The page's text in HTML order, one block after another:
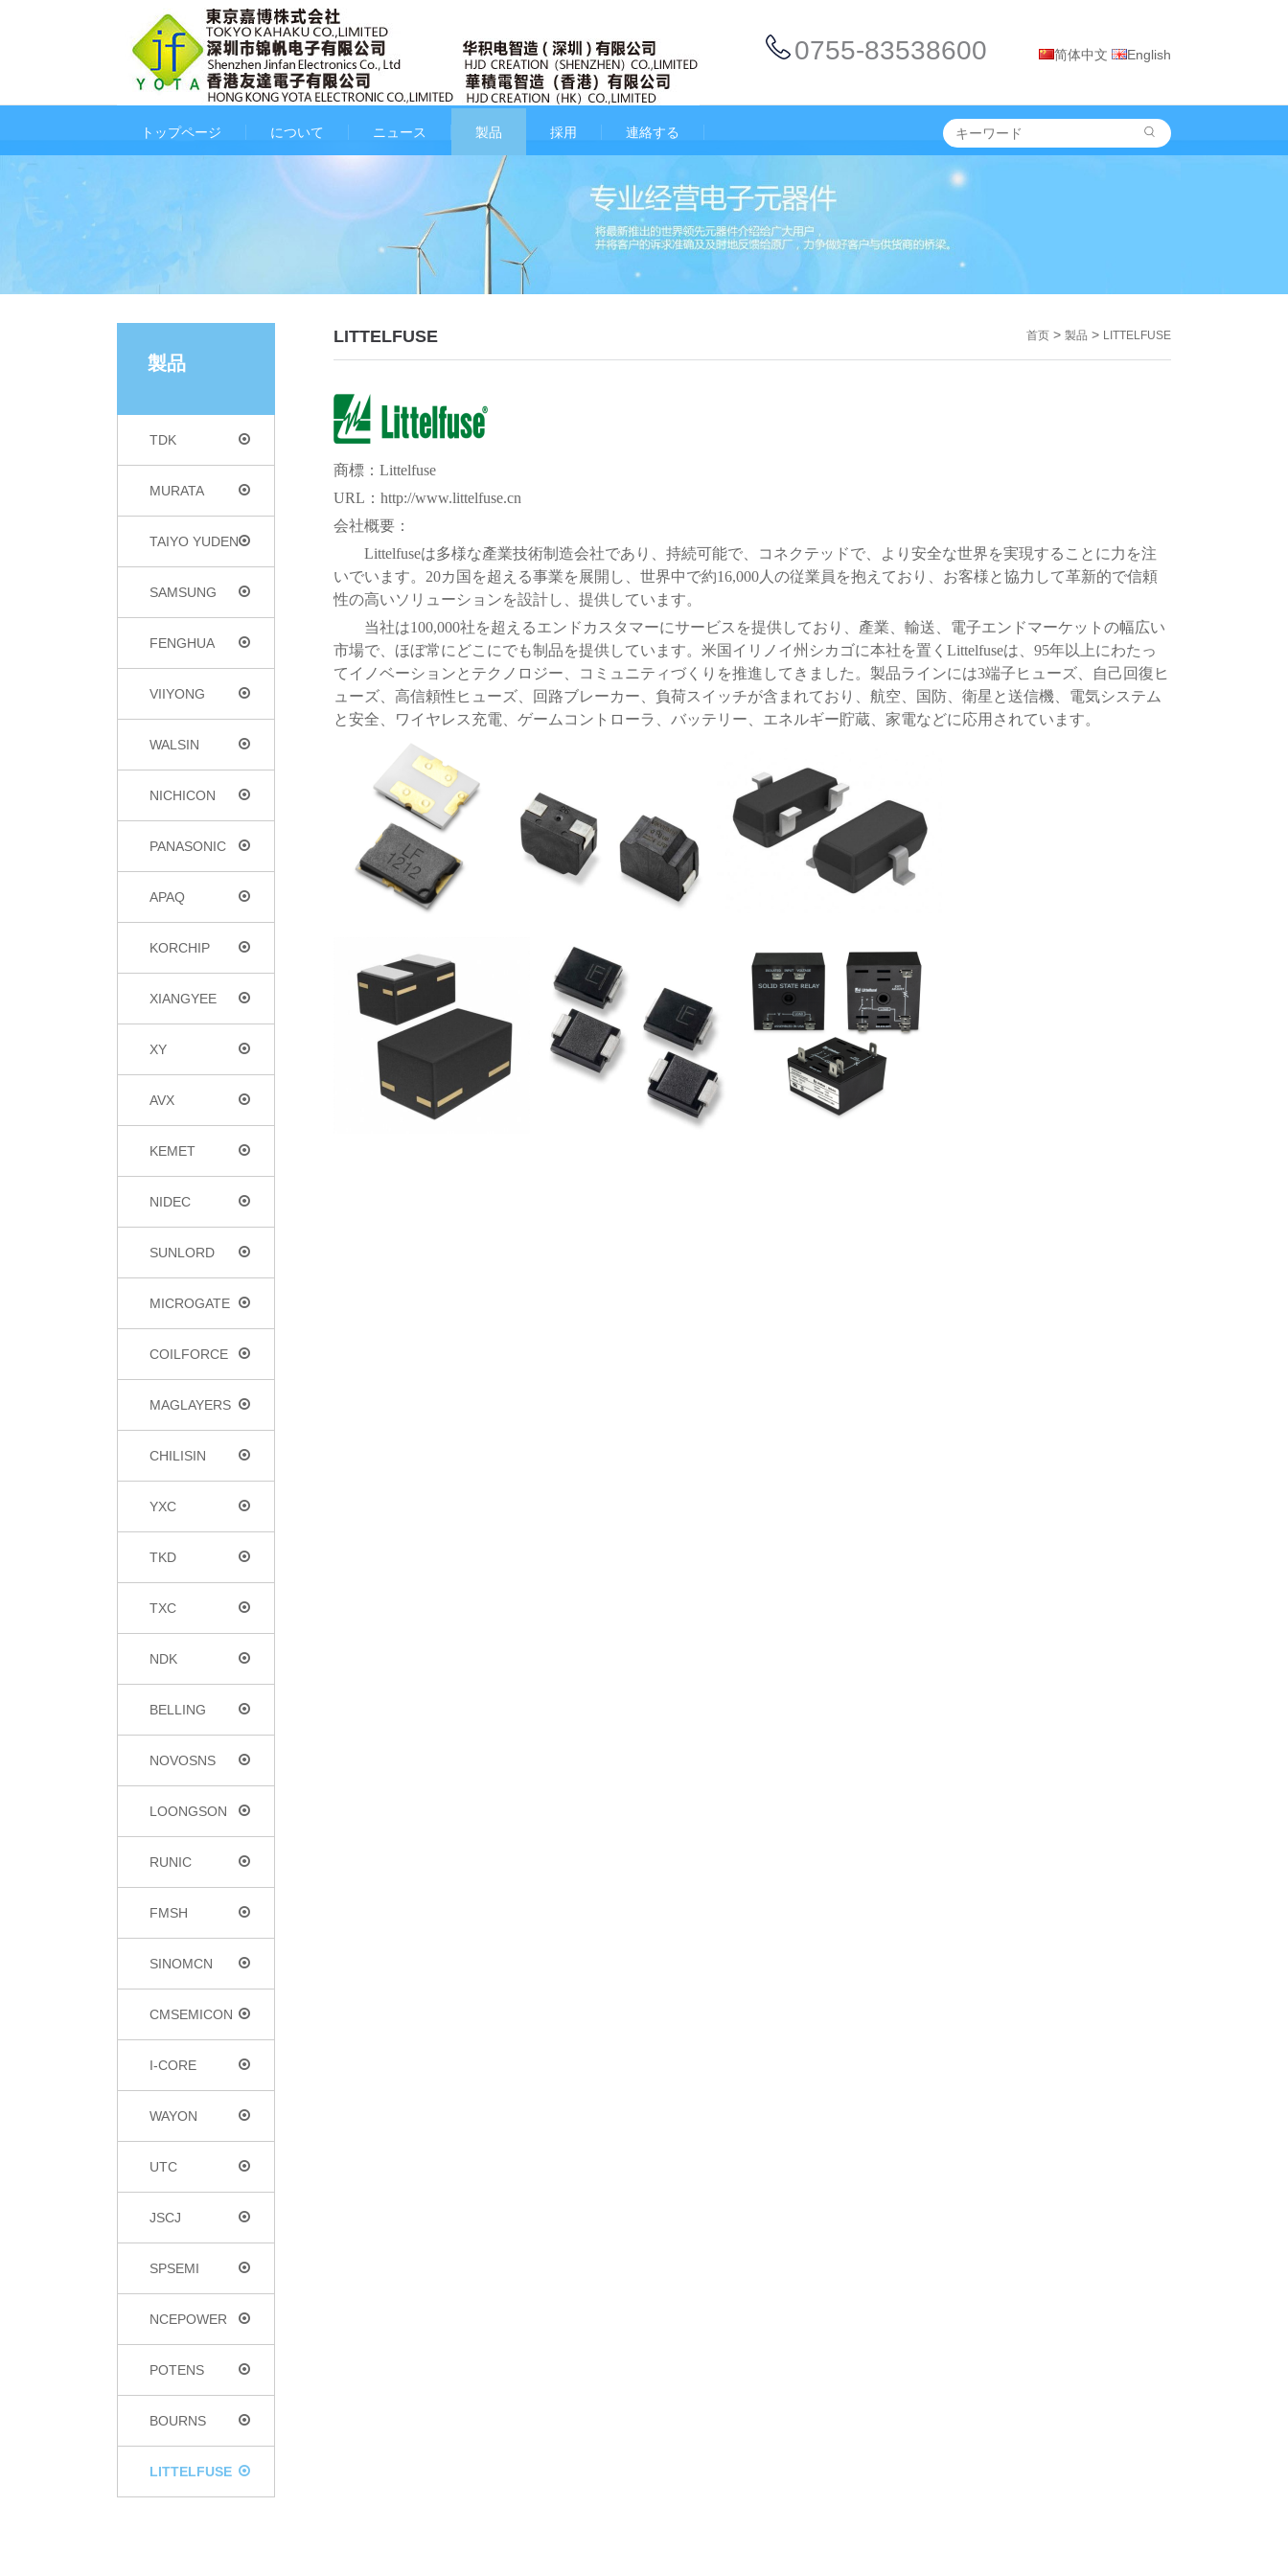
0755-83538600 简体中文 English
トップページ について ニュース 製品 採用 連絡する
製品
TDK
MURATA
TAIYO YUDEN
SAMSUNG
FENGHUA
VIIYONG
WALSIN
NICHICON
PANASONIC
APAQ
KORCHIP
XIANGYEE
XY
AVX
KEMET
NIDEC
SUNLORD
MICROGATE
COILFORCE
MAGLAYERS
CHILISIN
YXC
TKD
TXC
NDK
BELLING
NOVOSNS
LOONGSON
RUNIC
FMSH
SINOMCN
CMSEMICON
I-CORE
WAYON
UTC
JSCJ
SPSEMI
NCEPOWER
POTENS
BOURNS
LITTELFUSE
LITTELFUSE 首页 > 製品 > LITTELFUSE
商標：Littelfuse
URL：http://www.littelfuse.cn
会社概要：
Littelfuseは多様な產業技術制造会社であり、持続可能で、コネクテッドで、より安全な世界を実現することに力を注
いでいます。 20カ国を超える事業を展開し、世界中で約16,000 人の従業員を抱えており、お客様と協力して革新的で信頼
性の高いソリューションを設計し、提供しています。
当社は100,000社を超えるエンドカスタマーにサービスを提供しており、產業、輸送、電子エンドマーケットの幅広い
市場で、ほぼ常にどこにでも制品を提供しています。米国イリノイ州シカゴに本社を置く Littelfuseは、 95年以上にわたっ
てイノベーションとテクノロジー、コミュニティづくりを推進してきました。製品ラインには3端子ヒューズ、自己回復ヒ
ューズ、高信頼性ヒューズ、回路ブレーカー、負荷スイッチが含まれており、航空、国防、衛星と送信機、電気システム
と安全、ワイヤレス充電、ゲームコントローラ、バッテリー、エネルギー貯蔵、家電などに応用されています。